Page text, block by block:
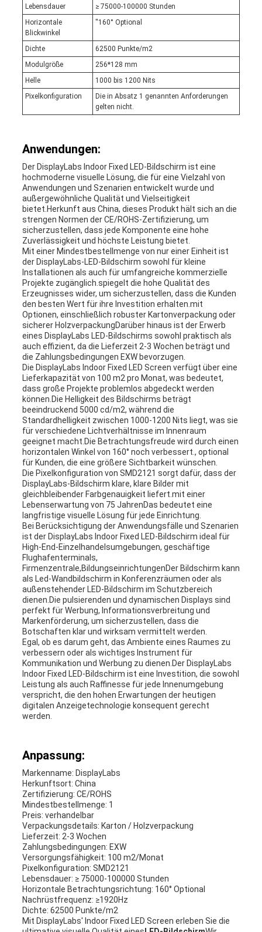
Lebensdauer
≥ 75000-100000 Stunden
Horizontale
Blickwinkel
′′160° Optional
Dichte
62500 Punkte/m2
Modulgröße
256*128 mm
Helle
1000 bis 1200 Nits
Pixelkonfiguration
Die in Absatz 1 genannten Anforderungen
gelten nicht.
Anwendungen:
Der DisplayLabs Indoor Fixed LED-Bildschirm ist eine
hochmoderne visuelle Lösung, die für eine Vielzahl von
Anwendungen und Szenarien entwickelt wurde und
außergewöhnliche Qualität und Vielseitigkeit
bietet.Herkunft aus China, dieses Produkt hält sich an die
strengen Normen der CE/ROHS-Zertifizierung, um
sicherzustellen, dass jede Komponente eine hohe
Zuverlässigkeit und höchste Leistung bietet.
Mit einer Mindestbestellmenge von nur einer Einheit ist
der DisplayLabs-LED-Bildschirm sowohl für kleine
Installationen als auch für umfangreiche kommerzielle
Projekte zugänglich.spiegelt die hohe Qualität des
Erzeugnisses wider, um sicherzustellen, dass die Kunden
den besten Wert für ihre Investition erhalten.mit
Optionen, einschließlich robuster Kartonverpackung oder
sicherer HolzverpackungDarüber hinaus ist der Erwerb
eines DisplayLabs LED-Bildschirms sowohl praktisch als
auch effizient, da die Lieferzeit 2-3 Wochen beträgt und
die Zahlungsbedingungen EXW bevorzugen.
Die DisplayLabs Indoor Fixed LED Screen verfügt über eine
Lieferkapazität von 100 m2 pro Monat, was bedeutet,
dass große Projekte problemlos abgedeckt werden
können.Die Helligkeit des Bildschirms beträgt
beeindruckend 5000 cd/m2, während die
Standardhelligkeit zwischen 1000-1200 Nits liegt, was sie
für verschiedene Lichtverhältnisse im Innenraum
geeignet macht.Die Betrachtungsfreude wird durch einen
horizontalen Winkel von 160° noch verbessert., optional
für Kunden, die eine größere Sichtbarkeit wünschen.
Die Pixelkonfiguration von SMD2121 sorgt dafür, dass der
DisplayLabs-Bildschirm klare, klare Bilder mit
gleichbleibender Farbgenauigkeit liefert.mit einer
Lebenserwartung von 75 JahrenDas bedeutet eine
langfristige visuelle Lösung für jede Einrichtung.
Bei Berücksichtigung der Anwendungsfälle und Szenarien
ist der DisplayLabs Indoor Fixed LED-Bildschirm ideal für
High-End-Einzelhandelsumgebungen, geschäftige
Flughafenterminals,
Firmenzentrale,BildungseinrichtungenDer Bildschirm kann
als Led-Wandbildschirm in Konferenzräumen oder als
außenstehender LED-Bildschirm im Schutzbereich
dienen.Die pulsierenden und dynamischen Displays sind
perfekt für Werbung, Informationsverbreitung und
Markenförderung, um sicherzustellen, dass die
Botschaften klar und wirksam vermittelt werden.
Egal, ob es darum geht, das Ambiente eines Raumes zu
verbessern oder als wichtiges Instrument für
Kommunikation und Werbung zu dienen.Der DisplayLabs
Indoor Fixed LED-Bildschirm ist eine Investition, die sowohl
Leistung als auch Raffinesse für jede Innenumgebung
verspricht, die den hohen Erwartungen der heutigen
digitalen Anzeigetechnologie konsequent gerecht
werden.
Anpassung:
Markenname: DisplayLabs
Herkunftsort: China
Zertifizierung: CE/ROHS
Mindestbestellmenge: 1
Preis: verhandelbar
Verpackungsdetails: Karton / Holzverpackung
Lieferzeit: 2-3 Wochen
Zahlungsbedingungen: EXW
Versorgungsfähigkeit: 100 m2/Monat
Pixelkonfiguration: SMD2121
Lebensdauer: ≥ 75000-100000 Stunden
Horizontale Betrachtungsrichtung: 160° Optional
Nachrüstfrequenz: ≥1920Hz
Dichte: 62500 Punkte/m2
Mit DisplayLabs' Indoor Fixed LED Screen erleben Sie die